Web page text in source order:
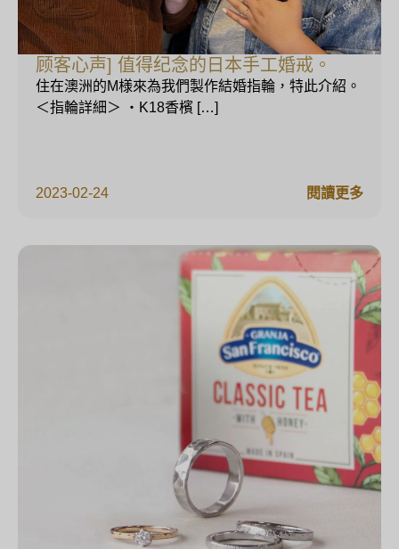
顾客心声] 值得纪念的日本手工婚戒。
2023-02-24
住在澳洲的M様來為我們製作結婚指輪，特此介紹。
＜指輪詳細＞ ・K18香檳 […]
閱讀更多